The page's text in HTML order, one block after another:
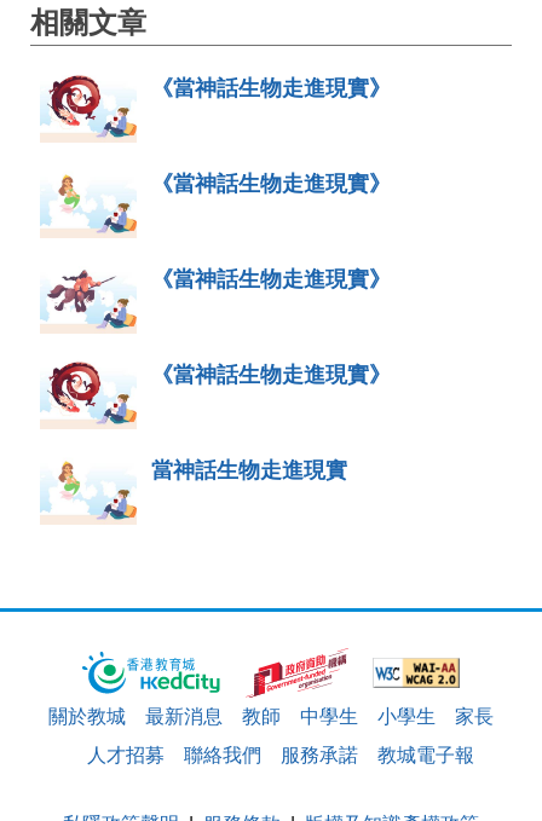
相關文章
《當神話生物走進現實》
《當神話生物走進現實》
《當神話生物走進現實》
《當神話生物走進現實》
當神話生物走進現實
關於教城 最新消息 教師 中學生 小學生
家長
人才招募
聯絡我們 服務承諾 教城電子報